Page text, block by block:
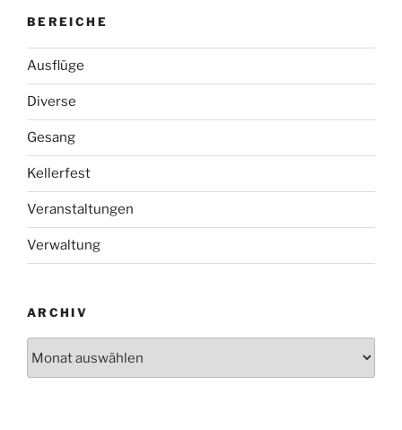
BEREICHE
Ausflüge
Diverse
Gesang
Kellerfest
Veranstaltungen
Verwaltung
ARCHIV